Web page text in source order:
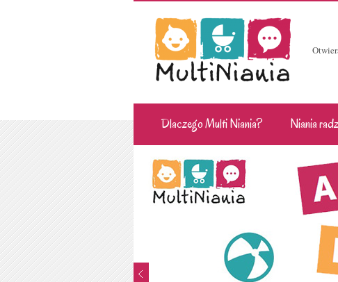
Dlaczego Multi Niania? Niania